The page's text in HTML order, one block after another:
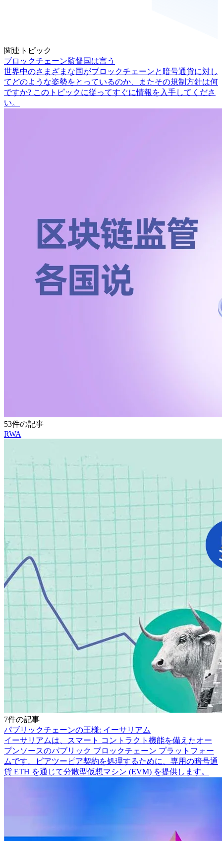
関連トピック
ブロックチェーン監督国は言う
世界中のさまざまな国がブロックチェーンと暗号通貨に対し
てどのような姿勢をとっているのか、またその規制方針は何
ですか? このトピックに従ってすぐに情報を入手してくださ
い。
53件の記事
RWA
7件の記事
パブリックチェーンの王様: イーサリアム
イーサリアムは、スマート コントラクト機能を備えたオー
プンソースのパブリック ブロックチェーン プラットフォー
ムです。ピアツーピア契約を処理するために、専用の暗号通
貨 ETH を通じて分散型仮想マシン (EVM) を提供します。